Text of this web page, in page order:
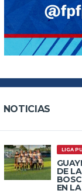
NOTICIAS
LIGA
DE
EN